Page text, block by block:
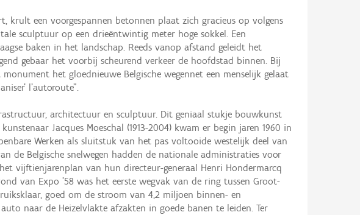
krult een voorgespannen betonnen plaat zich gracieus op volgens
sculptuur op een drieëntwintig meter hoge sokkel. Een
baken in het landschap. Reeds vanop afstand geleidt het
gebaar het voorbij scheurend verkeer de hoofdstad binnen. Bij
het gloednieuwe Belgische wegennet een menselijk gelaat
l’autoroute”.
architectuur en sculptuur. Dit geniaal stukje bouwkunst
Jacques Moeschal (1913-2004) kwam er begin jaren 1960 in
Werken als sluitstuk van het pas voltooide westelijk deel van
de Belgische snelwegen hadden de nationale administraties voor
vijftienjarenplan van hun directeur-generaal Henri Hondermarcq
van Expo ’58 was het eerste wegvak van de ring tussen Groot-
goed om de stroom van 4,2 miljoen binnen- en
naar de Heizelvlakte afzakten in goede banen te leiden. Ter